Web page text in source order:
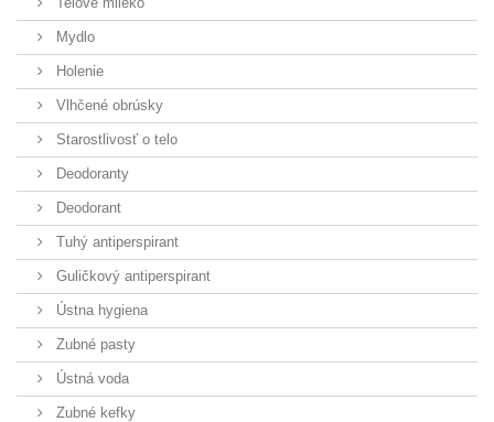
Mydlo
Holenie
Vlhčené obrúsky
Starostlivosť o telo
Deodoranty
Deodorant
Tuhý antiperspirant
Guličkový antiperspirant
Ústna hygiena
Zubné pasty
Ústná voda
Zubné kefky